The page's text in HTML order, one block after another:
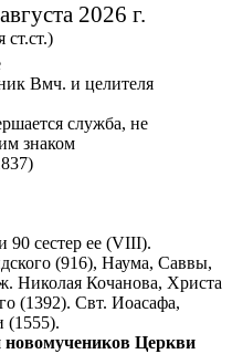
2026 г.
ст.ст.)
Вмч. и целителя
сестер ее (VIII).
(916), Наума, Саввы,
Николая Кочанова, Христа
(1392). Свт. Иоасафа,
(1555).
новомучеников Церкви